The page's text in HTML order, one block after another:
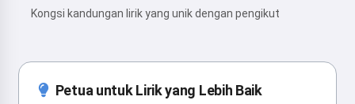
Kongsi kandungan lirik yang unik dengan pengikut
Petua untuk Lirik yang Lebih Baik